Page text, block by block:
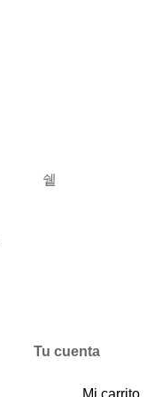
Tu cuenta
Mi carrito